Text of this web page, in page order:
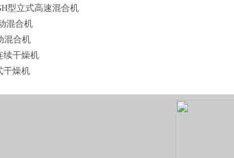
型立式高速混合机
混合机
混合机
续干燥机
干燥机